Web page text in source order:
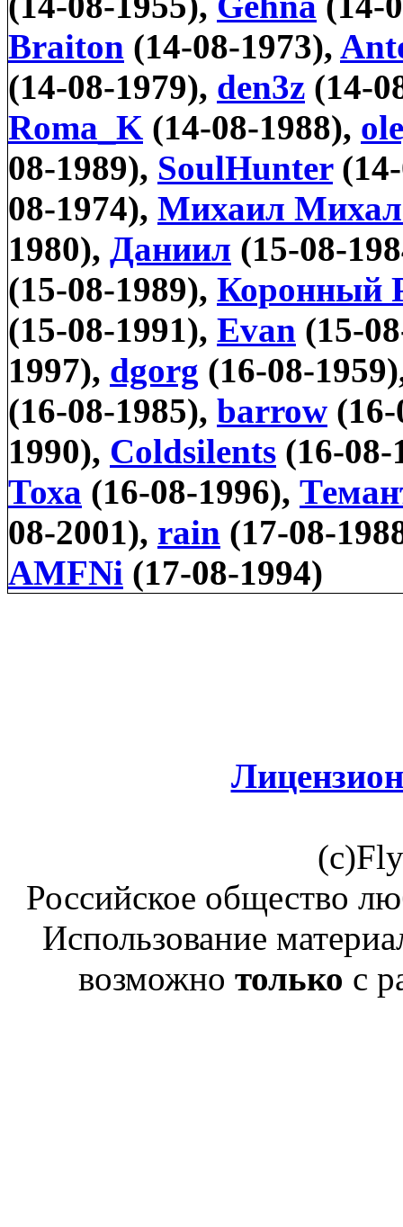
Braiton (14-08-1973),
(14-08-1979), den3z (14-
Roma_K (14-08-1988),
08-1989), SoulHunter
08-1974), Михаил
1980), Даниил (15-08-
(15-08-1989), Коронный
(15-08-1991), Evan (15-
1997), dgorg (16-08-
(16-08-1985), barrow
1990), Coldsilents (16-
Тоха (16-08-1996),
08-2001), rain (17-08-
AMFNi (17-08-1994)
Российское общество
Использование
возможно только с